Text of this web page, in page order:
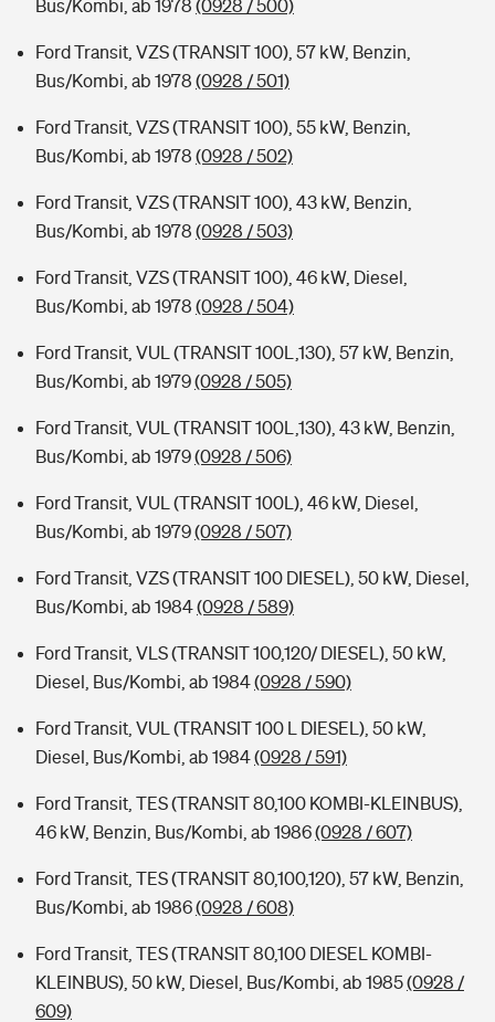
Bus/Kombi, ab 1978 (0928 / 500)
Ford Transit, VZS (TRANSIT 100), 57 kW, Benzin,
Bus/Kombi, ab 1978 (0928 / 501)
Ford Transit, VZS (TRANSIT 100), 55 kW, Benzin,
Bus/Kombi, ab 1978 (0928 / 502)
Ford Transit, VZS (TRANSIT 100), 43 kW, Benzin,
Bus/Kombi, ab 1978 (0928 / 503)
Ford Transit, VZS (TRANSIT 100), 46 kW, Diesel,
Bus/Kombi, ab 1978 (0928 / 504)
Ford Transit, VUL (TRANSIT 100L,130), 57 kW, Benzin,
Bus/Kombi, ab 1979(0928 / 505)
Ford Transit, VUL (TRANSIT 100L,130), 43 kW, Benzin,
Bus/Kombi, ab 1979(0928 / 506)
Ford Transit, VUL (TRANSIT 100L), 46 kW, Diesel,
Bus/Kombi, ab 1979(0928 / 507)
Ford Transit, VZS (TRANSIT 100 DIESEL), 50 kW, Diesel,
Bus/Kombi, ab 1984(0928 / 589)
Ford Transit, VLS (TRANSIT 100,120/ DIESEL), 50 kW,
Diesel, Bus/Kombi, ab 1984(0928 / 590)
Ford Transit, VUL (TRANSIT 100 L DIESEL), 50 kW,
Diesel, Bus/Kombi, ab 1984(0928 / 591)
Ford Transit, TES (TRANSIT 80,100 KOMBI-KLEINBUS),
46 kW, Benzin, Bus/Kombi, ab 1986(0928 / 607)
Ford Transit, TES (TRANSIT 80,100,120), 57 kW, Benzin,
Bus/Kombi, ab 1986(0928 / 608)
Ford Transit, TES (TRANSIT 80,100 DIESEL KOMBI-
KLEINBUS), 50 kW, Diesel, Bus/Kombi, ab 1985(0928 /
609)